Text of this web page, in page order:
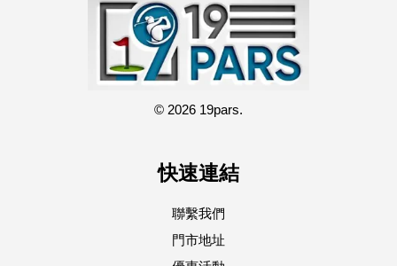
© 2026 19pars.
快速連結
聯繫我們
門市地址